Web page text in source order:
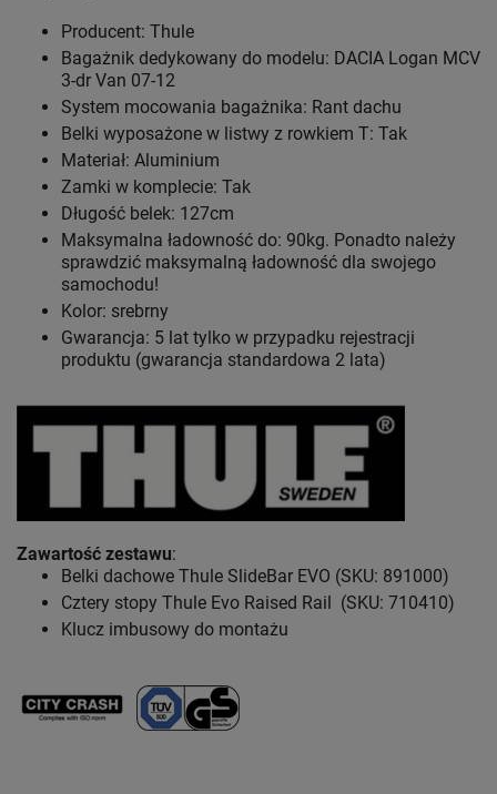
Producent: Thule
Bagażnik dedykowany do modelu: DACIA Logan MCV
3-dr Van 07-12
System mocowania bagażnika: Rant dachu
Belki wyposażone w listwy z rowkiem T: Tak
Materiał: Aluminium
Zamki w komplecie: Tak
Długość belek: 127cm
Maksymalna ładowność do: 90kg. Ponadto należy
sprawdzić maksymalną ładowność dla swojego
samochodu!
Kolor: srebrny
Gwarancja: 5 lat tylko w przypadku rejestracji
produktu (gwarancja standardowa 2 lata)
Zawartość zestawu:
Belki dachowe Thule SlideBar EVO (SKU: 891000)
Cztery stopy Thule Evo Raised Rail (SKU: 710410)
Klucz imbusowy do montażu